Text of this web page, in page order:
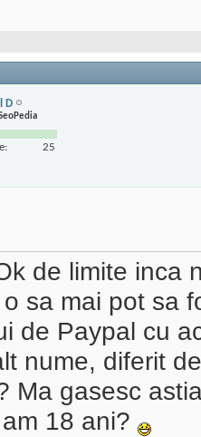
D
25
de limite inca
sa mai pot sa
de Paypal cu
nume, diferit
Ma gasesc
18 ani?